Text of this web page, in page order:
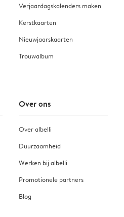
Verjaardagskalenders maken
Kerstkaarten
Nieuwjaarskaarten
Trouwalbum
Over ons
Over albelli
Duurzaamheid
Werken bij albelli
Promotionele partners
Blog